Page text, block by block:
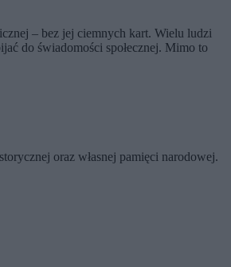
– bez jej ciemnych kart. Wielu ludzi
do świadomości społecznej. Mimo to
oraz własnej pamięci narodowej.